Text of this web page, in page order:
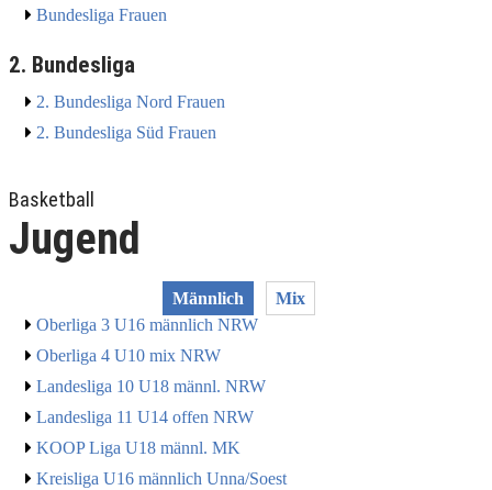
Bundesliga Frauen
2. Bundesliga
2. Bundesliga Nord Frauen
2. Bundesliga Süd Frauen
Basketball
Jugend
Männlich Mix
Oberliga 3 U16 männlich NRW
Oberliga 4 U10 mix NRW
Landesliga 10 U18 männl. NRW
Landesliga 11 U14 offen NRW
KOOP Liga U18 männl. MK
Kreisliga U16 männlich Unna/Soest